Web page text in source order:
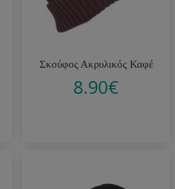
Σκούφος Ακρυλικός Καφέ
8.90€